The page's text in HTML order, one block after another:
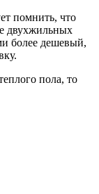
помнить, что
двухжильных
более дешевый,
пола, то